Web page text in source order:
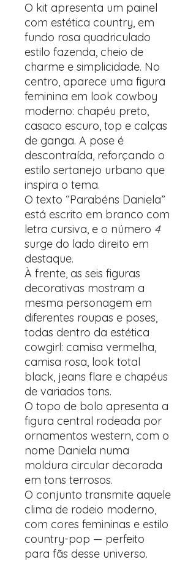
O kit apresenta um painel
com estética country, em
fundo rosa quadriculado
estilo fazenda, cheio de
charme e simplicidade. No
centro, aparece uma figura
feminina em look cowboy
moderno: chapéu preto,
casaco escuro, top e calças
de ganga. A pose é
descontraída, reforçando o
estilo sertanejo urbano que
inspira o tema.
O texto “Parabéns Daniela”
está escrito em branco com
letra cursiva, e o número 4
surge do lado direito em
destaque.
À frente, as seis figuras
decorativas mostram a
mesma personagem em
diferentes roupas e poses,
todas dentro da estética
cowgirl: camisa vermelha,
camisa rosa, look total
black, jeans flare e chapéus
de variados tons.
O topo de bolo apresenta a
figura central rodeada por
ornamentos western, com o
nome Daniela numa
moldura circular decorada
em tons terrosos.
O conjunto transmite aquele
clima de rodeio moderno,
com cores femininas e estilo
country-pop — perfeito
para fãs desse universo.